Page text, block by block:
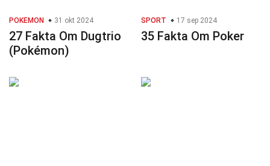
POKEMON 31 okt 2024
27 Fakta Om Dugtrio
(Pokémon)
SPORT 17 sep 2024
35 Fakta Om Poker